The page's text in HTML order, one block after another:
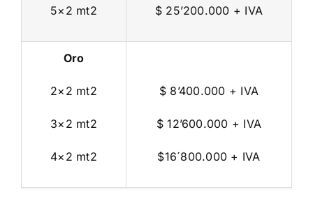
5×2 mt2 $ 25’200.000 + IVA
Oro
2×2 mt2
3×2 mt2
4×2 mt2
$ 8’400.000 + IVA
$ 12’600.000 + IVA
$16´800.000 + IVA